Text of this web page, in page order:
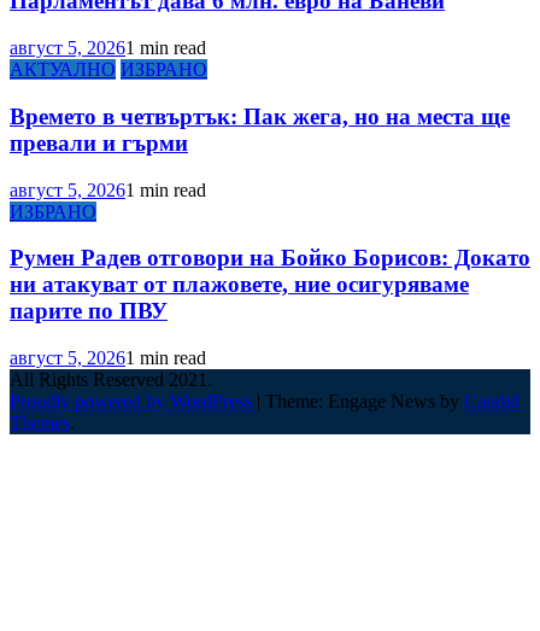
август 5, 20261 min read
АКТУАЛНО ИЗБРАНО
Времето в четвъртък: Пак жега, но на места ще
превали и гърми
август 5, 20261 min read
ИЗБРАНО
Румен Радев отговори на Бойко Борисов: Докато
ни атакуват от плажовете, ние осигуряваме
парите по ПВУ
август 5, 20261 min read
All Rights Reserved 2021.
Proudly powered by WordPress | Theme: Engage News by Candid
Themes.